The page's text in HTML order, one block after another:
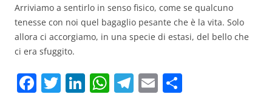
Arriviamo a sentirlo in senso fisico, come se qualcuno
tenesse con noi quel bagaglio pesante che è la vita. Solo
allora ci accorgiamo, in una specie di estasi, del bello che
ci era sfuggito.
F T Li W T E